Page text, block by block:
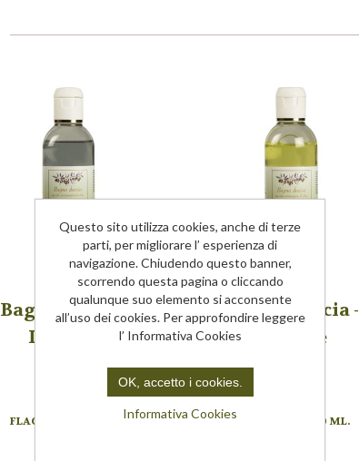
Bagno Doccia -
Lavanda
FLACONE DA 250 ML.
Bagno Doccia -
Limone
FLACONE DA 250 ML.
Questo sito utilizza cookies, anche di terze
parti, per migliorare l’ esperienza di
navigazione. Chiudendo questo banner,
scorrendo questa pagina o cliccando
qualunque suo elemento si acconsente
all’uso dei cookies. Per approfondire leggere
l’ Informativa Cookies
OK, accetto i cookies.
Informativa Cookies